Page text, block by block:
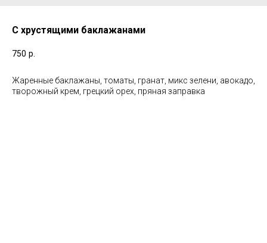
С хрустящими баклажанами
750 р.
Жаренные баклажаны, томаты, гранат, микс зелени, авокадо,
творожный крем, грецкий орех, пряная заправка